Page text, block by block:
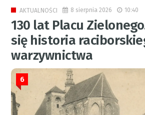
AKTUALNOŚCI 8 sierpnia 2026 10:40
130 lat Placu
się historia
warzywnictwa
6